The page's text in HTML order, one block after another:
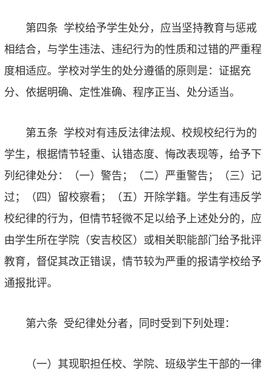
第四条 学校给予学生处分，应当坚持教育与惩戒
相结合，与学生违法、违纪行为的性质和过错的严重程
度相适应。学校对学生的处分遵循的原则是：证据充
分、依据明确、定性准确、程序正当、处分适当。
第五条 学校对有违反法律法规、校规校纪行为的
学生，根据情节轻重、认错态度、悔改表现等，给予下
列纪律处分：（一）警告；（二）严重警告；（三）记
过；（四）留校察看；（五）开除学籍。学生有违反学
校纪律的行为，但情节轻微不足以给予上述处分的，应
由学生所在学院（安吉校区）或相关职能部门给予批评
教育，督促其改正错误，情节较为严重的报请学校给予
通报批评。
第六条 受纪律处分者，同时受到下列处理：
（一）其现职担任校、学院、班级学生干部的一律